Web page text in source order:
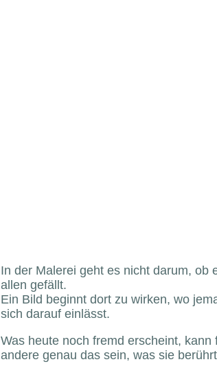
In der Malerei geht es nicht darum, ob
allen gefällt.
Ein Bild beginnt dort zu wirken, wo
sich darauf einlässt.
Was heute noch fremd erscheint, kann
andere genau das sein, was sie